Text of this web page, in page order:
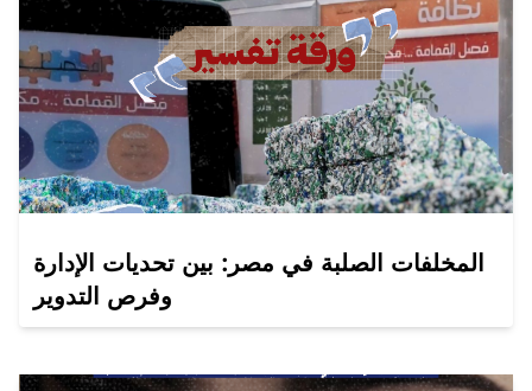
المخلفات الصلبة في مصر: بين تحديات الإدارة
وفرص التدوير